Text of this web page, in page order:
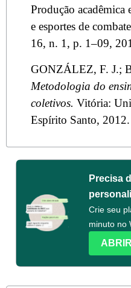
Produção acadêmica
e esportes de
16, n. 1, p. 1–09,
GONZÁLEZ, F. J.;
Metodologia do
coletivos. Vitória:
Espírito Santo, 2012.
Precisa
Crie seu
minuto no